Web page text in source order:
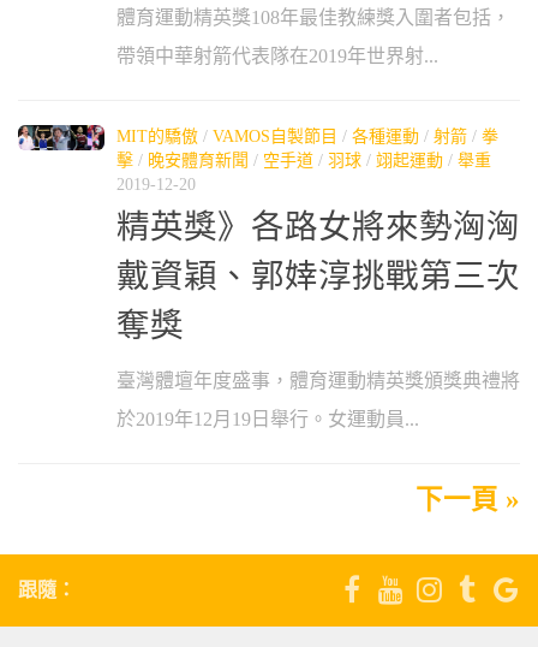
體育運動精英獎108年最佳教練獎入圍者包括，
帶領中華射箭代表隊在2019年世界射...
MIT的驕傲 / VAMOS自製節目 / 各種運動 / 射箭 / 拳
擊 / 晚安體育新聞 / 空手道 / 羽球 / 翊起運動 / 舉重
2019-12-20
精英獎》各路女將來勢洶洶
戴資穎、郭婞淳挑戰第三次
奪獎
臺灣體壇年度盛事，體育運動精英獎頒獎典禮將
於2019年12月19日舉行。女運動員...
下一頁 »
跟隨：